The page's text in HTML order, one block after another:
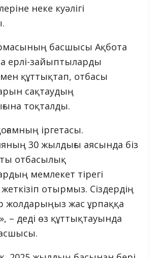
неке куәлігі
басшысы Ақбота
ерлі-зайыптыларды
құттықтап, отбасы
сақтаудың
тоқталды.
іргетасы.
30 жылдығы аясында біз
отбасылық
мемлекет тірегі
отырмыз. Сіздердің
жолдарыңыз жас ұрпаққа
– деді өз құттықтауында